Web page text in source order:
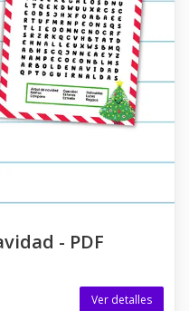
- PDF
Ver detalles